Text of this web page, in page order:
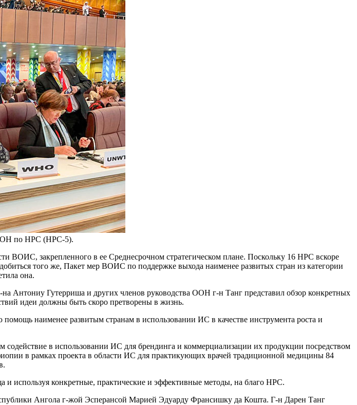
по НРС (НРС-5).
ВОИС, закрепленного в ее Среднесрочном стратегическом плане. Поскольку 16 НРС вскоре
того же, Пакет мер ВОИС по поддержке выхода наименее развитых стран из категории
она.
Антониу Гутерриша и других членов руководства ООН г-н Танг представил обзор конкретных
идеи должны быть скоро претворены в жизнь.
наименее развитым странам в использовании ИС в качестве инструмента роста и
в использовании ИС для брендинга и коммерциализации их продукции посредством
в рамках проекта в области ИС для практикующих врачей традиционной медицины 84
используя конкретные, практические и эффективные методы, на благо НРС.
Ангола г-жой Эсперансой Марией Эдуарду Франсишку да Кошта. Г-н Дарен Танг